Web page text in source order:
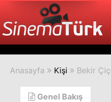
Anasayfa Kişi Bekir
Genel Bakış